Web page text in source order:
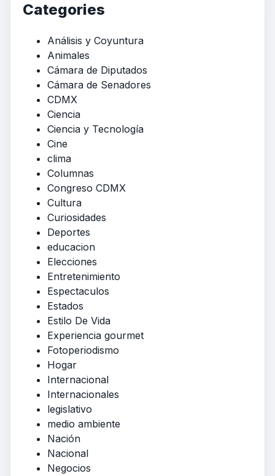
Categories
Análisis y Coyuntura
Animales
Cámara de Diputados
Cámara de Senadores
CDMX
Ciencia
Ciencia y Tecnología
Cine
clima
Columnas
Congreso CDMX
Cultura
Curiosidades
Deportes
educacion
Elecciones
Entretenimiento
Espectaculos
Estados
Estilo De Vida
Experiencia gourmet
Fotoperiodismo
Hogar
Internacional
Internacionales
legislativo
medio ambiente
Nación
Nacional
Negocios